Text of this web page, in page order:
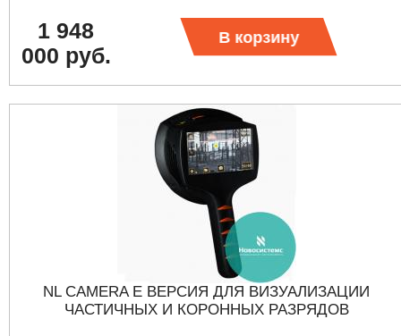
1 948
000 руб.
В корзину
NL CAMERA E ВЕРСИЯ ДЛЯ ВИЗУАЛИЗАЦИИ
ЧАСТИЧНЫХ И КОРОННЫХ РАЗРЯДОВ